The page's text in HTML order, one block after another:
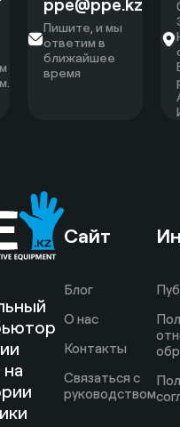
ppe@ppe.kz
Пишите, и мы
ответим в
ближайшее
время
на
Сайт
Блог
О нас
Контакты
Связаться с
руководством